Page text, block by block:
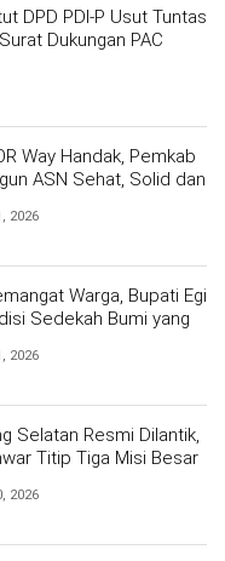
DPD PDI-P Usut Tuntas
Dukungan PAC
Way Handak, Pemkab
ASN Sehat, Solid dan
2026
Warga, Bupati Egi
Sedekah Bumi yang
2026
Selatan Resmi Dilantik,
Titip Tiga Misi Besar
2026